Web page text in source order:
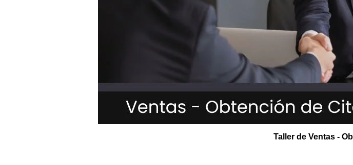
Taller de Ventas -